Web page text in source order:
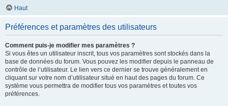
Haut
Préférences et paramètres des utilisateurs
Comment puis-je modifier mes paramètres ?
Si vous êtes un utilisateur inscrit, tous vos paramètres sont stockés dans la
base de données du forum. Vous pouvez les modifier depuis le panneau de
contrôle de l’utilisateur. Le lien vers ce dernier se trouve généralement en
cliquant sur votre nom d’utilisateur situé en haut des pages du forum. Ce
système vous permettra de modifier tous vos paramètres et toutes vos
préférences.